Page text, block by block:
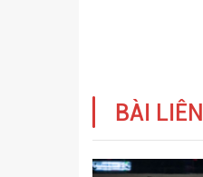
BÀI